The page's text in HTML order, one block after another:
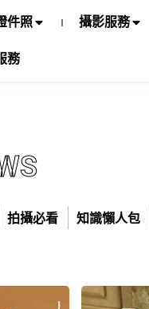
件照 攝影服務
務
拍攝必看 知識懶人包